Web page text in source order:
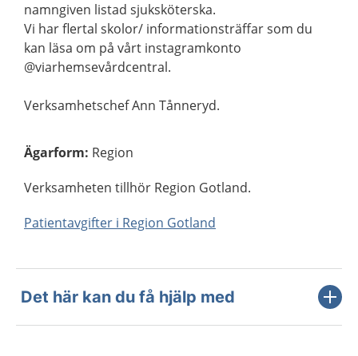
namngiven listad sjuksköterska.
Vi har flertal skolor/ informationsträffar som du
kan läsa om på vårt instagramkonto
@viarhemsevårdcentral.
Verksamhetschef Ann Tånneryd.
Ägarform: Region
Verksamheten tillhör Region Gotland.
Patientavgifter i Region Gotland
Det här kan du få hjälp med